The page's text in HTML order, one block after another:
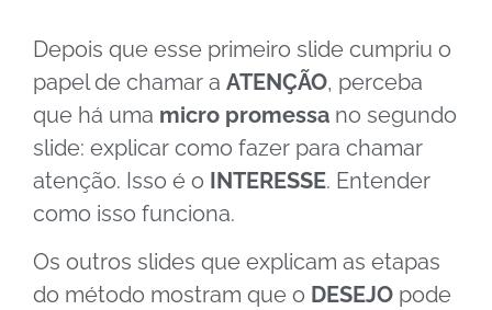
Depois que esse primeiro slide cumpriu o
papel de chamar a ATENÇÃO, perceba
que há uma micro promessa no segundo
slide: explicar como fazer para chamar
atenção. Isso é o INTERESSE. Entender
como isso funciona.
Os outros slides que explicam as etapas
do método mostram que o DESEJO pode